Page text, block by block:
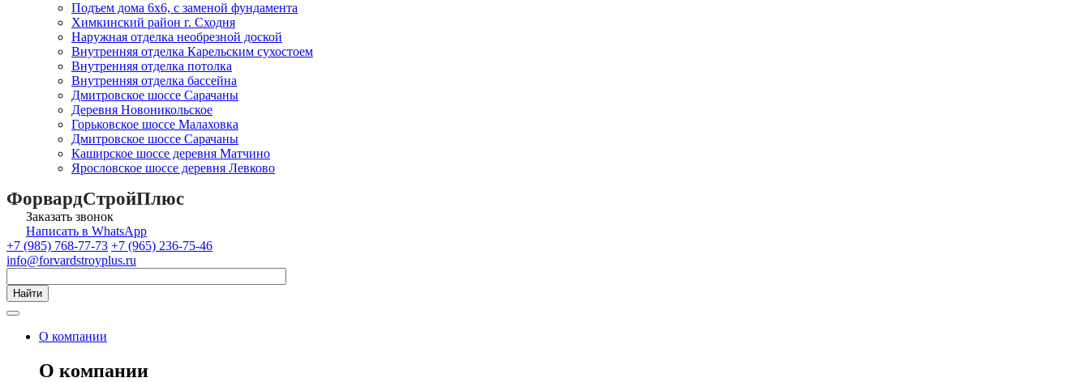
Подъем дома 6х6, с заменой фундамента
Химкинский район г. Сходня
Наружная отделка необрезной доской
Внутренняя отделка Карельским сухостоем
Внутренняя отделка потолка
Внутренняя отделка бассейна
Дмитровское шоссе Сарачаны
Деревня Новоникольское
Горьковское шоссе Малаховка
Дмитровское шоссе Сарачаны
Каширское шоссе деревня Матчино
Ярословское шоссе деревня Левково
ФорвардСтройПлюс
Заказать звонок
Написать в WhatsApp
+7 (985) 768-77-73 +7 (965) 236-75-46
info@forvardstroyplus.ru
Найти
О компании
О компании